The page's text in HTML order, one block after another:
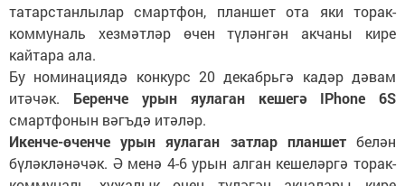
татарстанлылар смартфон, планшет ота яки торак-
коммуналь хезмәтләр өчен түләнгән акчаны кире
кайтара ала.
Бу номинациядә конкурс 20 декабрьгә кадәр дәвам
итәчәк. Беренче урын яулаган кешегә IPhone 6S
смартфонын вәгъдә итәләр.
Икенче-өченче урын яулаган затлар планшетбелән
бүләкләнәчәк. Ә менә 4-6 урын алган кешеләргә торак-